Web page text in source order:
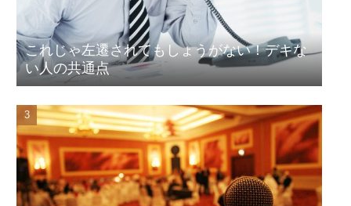
これじゃ左遷されてもしょうがない！デキな
い人の共通点